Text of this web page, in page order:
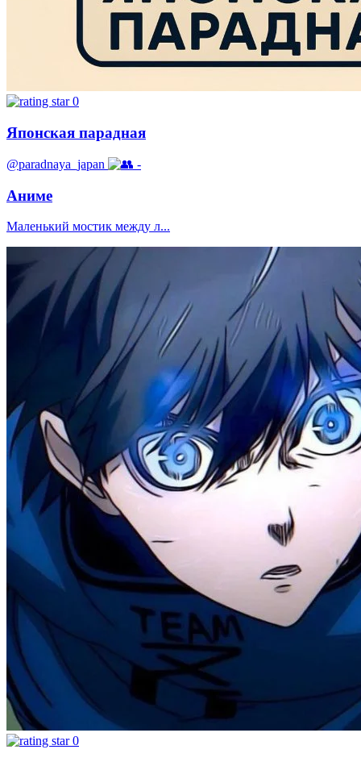
0
Японская парадная
@paradnaya_japan -
Аниме
Маленький мостик между л...
0